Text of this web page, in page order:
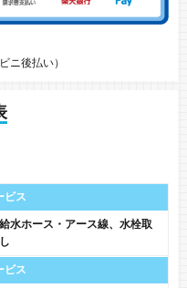
ニ後払い）
ビス
水ホース・アース線、水栓取
ビス